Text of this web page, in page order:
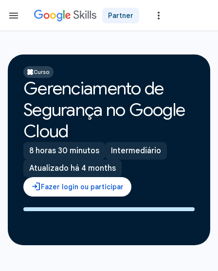
Partner
Curso
Gerenciamento de
Segurança no Google
Cloud
8 horas 30 minutos
Intermediário
Atualizado há 4 months